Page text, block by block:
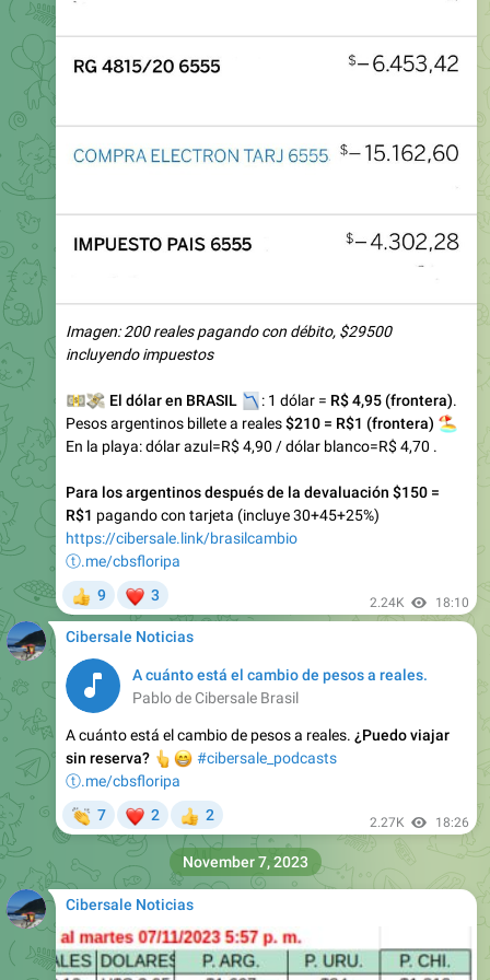
Imagen: 200 reales pagando con débito, $29500
incluyendo impuestos
El dólar en BRASIL
📉: 1 dólar = R$ 4,95 (frontera).
Pesos argentinos billete a reales$210 = R$1 (frontera)
🏖
En la playa: dólar azul=R$ 4,90 / dólar blanco=R$ 4,70 .
Para los argentinos después de la devaluación $150 =
R$1 pagando con tarjeta (incluye 30+45+25%)
https://cibersale.link/brasilcambio
ⓣ.me/cbsfloripa
9 3 2.24K 18:10
Cibersale Noticias
A cuánto está el cambio de pesos a reales.
Pablo de Cibersale Brasil
A cuánto está el cambio de pesos a reales. ¿Puedo viajar
sin reserva?
👆
😁#cibersale_podcasts
ⓣ.me/cbsfloripa
7 2
👍
2 2.27K 18:26
Cibersale Noticias
November 7, 2023